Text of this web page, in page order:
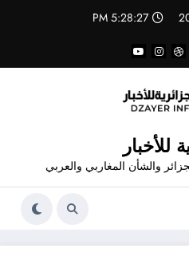
5:28:27 PM
للأخبار
والشأن المغاربي والعربي